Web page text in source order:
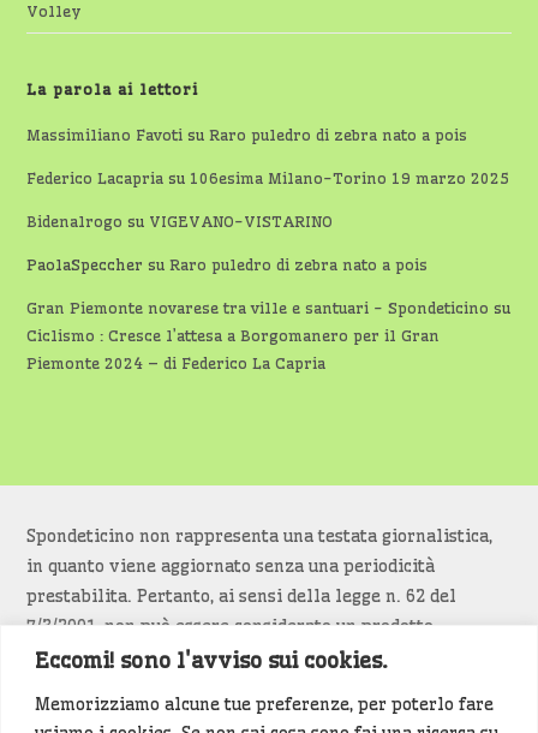
Eccomi! sono l'avviso sui cookies.
Memorizziamo alcune tue preferenze, per poterlo fare
Volley
La parola ai lettori
Massimiliano Favoti suRaro puledro di zebra nato a pois
Federico Lacapria su 106esima Milano-Torino 19 marzo 2025
Bidenalrogo su VIGEVANO-VISTARINO
PaolaSpeccher suRaro puledro di zebra nato a pois
Gran Piemonte novarese tra ville e santuari - Spondeticino su
Ciclismo : Cresce l’attesa a Borgomanero per il Gran
Piemonte 2024 – di Federico La Capria
Spondeticino non rappresenta una testata giornalistica,
in quanto viene aggiornato senza una periodicità
prestabilita. Pertanto, ai sensi della legge n. 62 del
7/3/2001, non può essere considerato un prodotto
editoriale.
Siamo attenti a non violare copyright e diritti